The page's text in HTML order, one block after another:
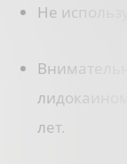
Не
лет.